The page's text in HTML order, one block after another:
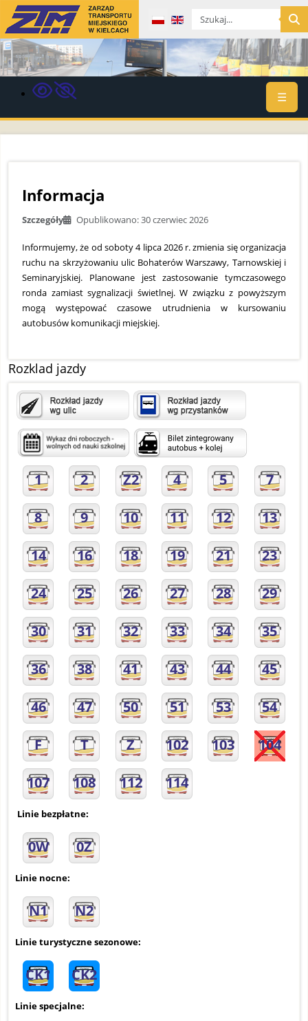
Wybierz swój język
☰
Informacja
Szczegóły Opublikowano: 30 czerwiec 2026
Informujemy, że od soboty 4 lipca 2026 r. zmienia się organizacja
ruchu na skrzyżowaniu ulic Bohaterów Warszawy, Tarnowskiej i
Seminaryjskiej. Planowane jest zastosowanie tymczasowego
ronda zamiast sygnalizacji świetlnej. W związku z powyższym
mogą występować czasowe utrudnienia w kursowaniu
autobusów komunikacji miejskiej.
Rozklad jazdy
1 2 Z2 4 5 7
8 9 10 11 12 13
14 16 18 19 21 23
24 25 26 27 28 29
30 31 32 33 34 35
36 38 41 43 44 45
46 47 50 51 53 54
F T Z 102 103 104
107 108 112 114
Linie bezpłatne:
0W 0Z
Linie nocne:
N1 N2
Linie turystyczne sezonowe:
CK1 CK2
Linie specjalne: